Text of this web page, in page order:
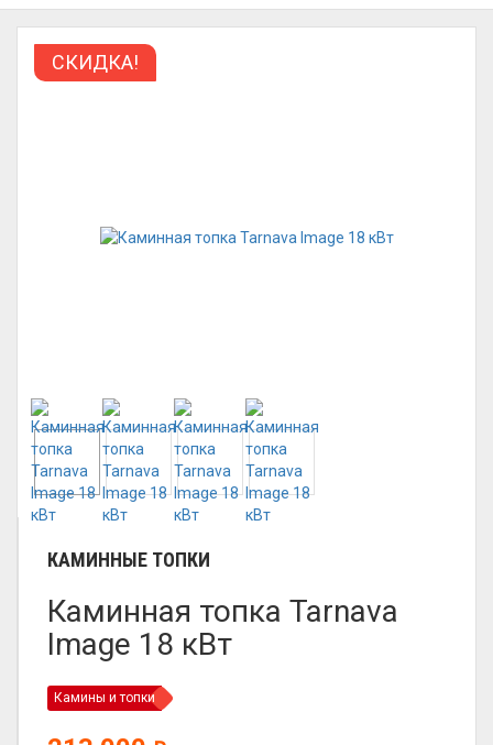
СКИДКА!
КАМИННЫЕ ТОПКИ
Каминная топка Tarnava
Image 18 кВт
Камины и топки